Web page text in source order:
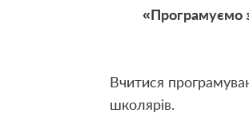
«Програмуємо
Вчитися
школярів.